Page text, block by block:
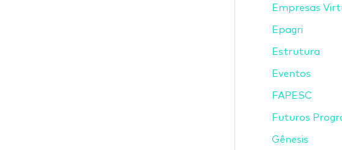
Empresas
Epagri
Estrutura
Eventos
FAPESC
Futuros
Gênesis